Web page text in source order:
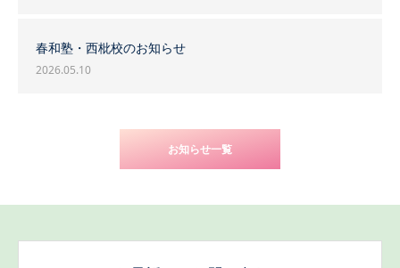
春和塾・西枇校のお知らせ
2026.05.10
お知らせ一覧